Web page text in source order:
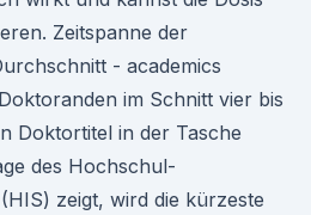
Zeitspanne der
- academics
im Schnitt vier bis
Doktortitel in der Tasche
des Hochschul-
zeigt, wird die kürzeste